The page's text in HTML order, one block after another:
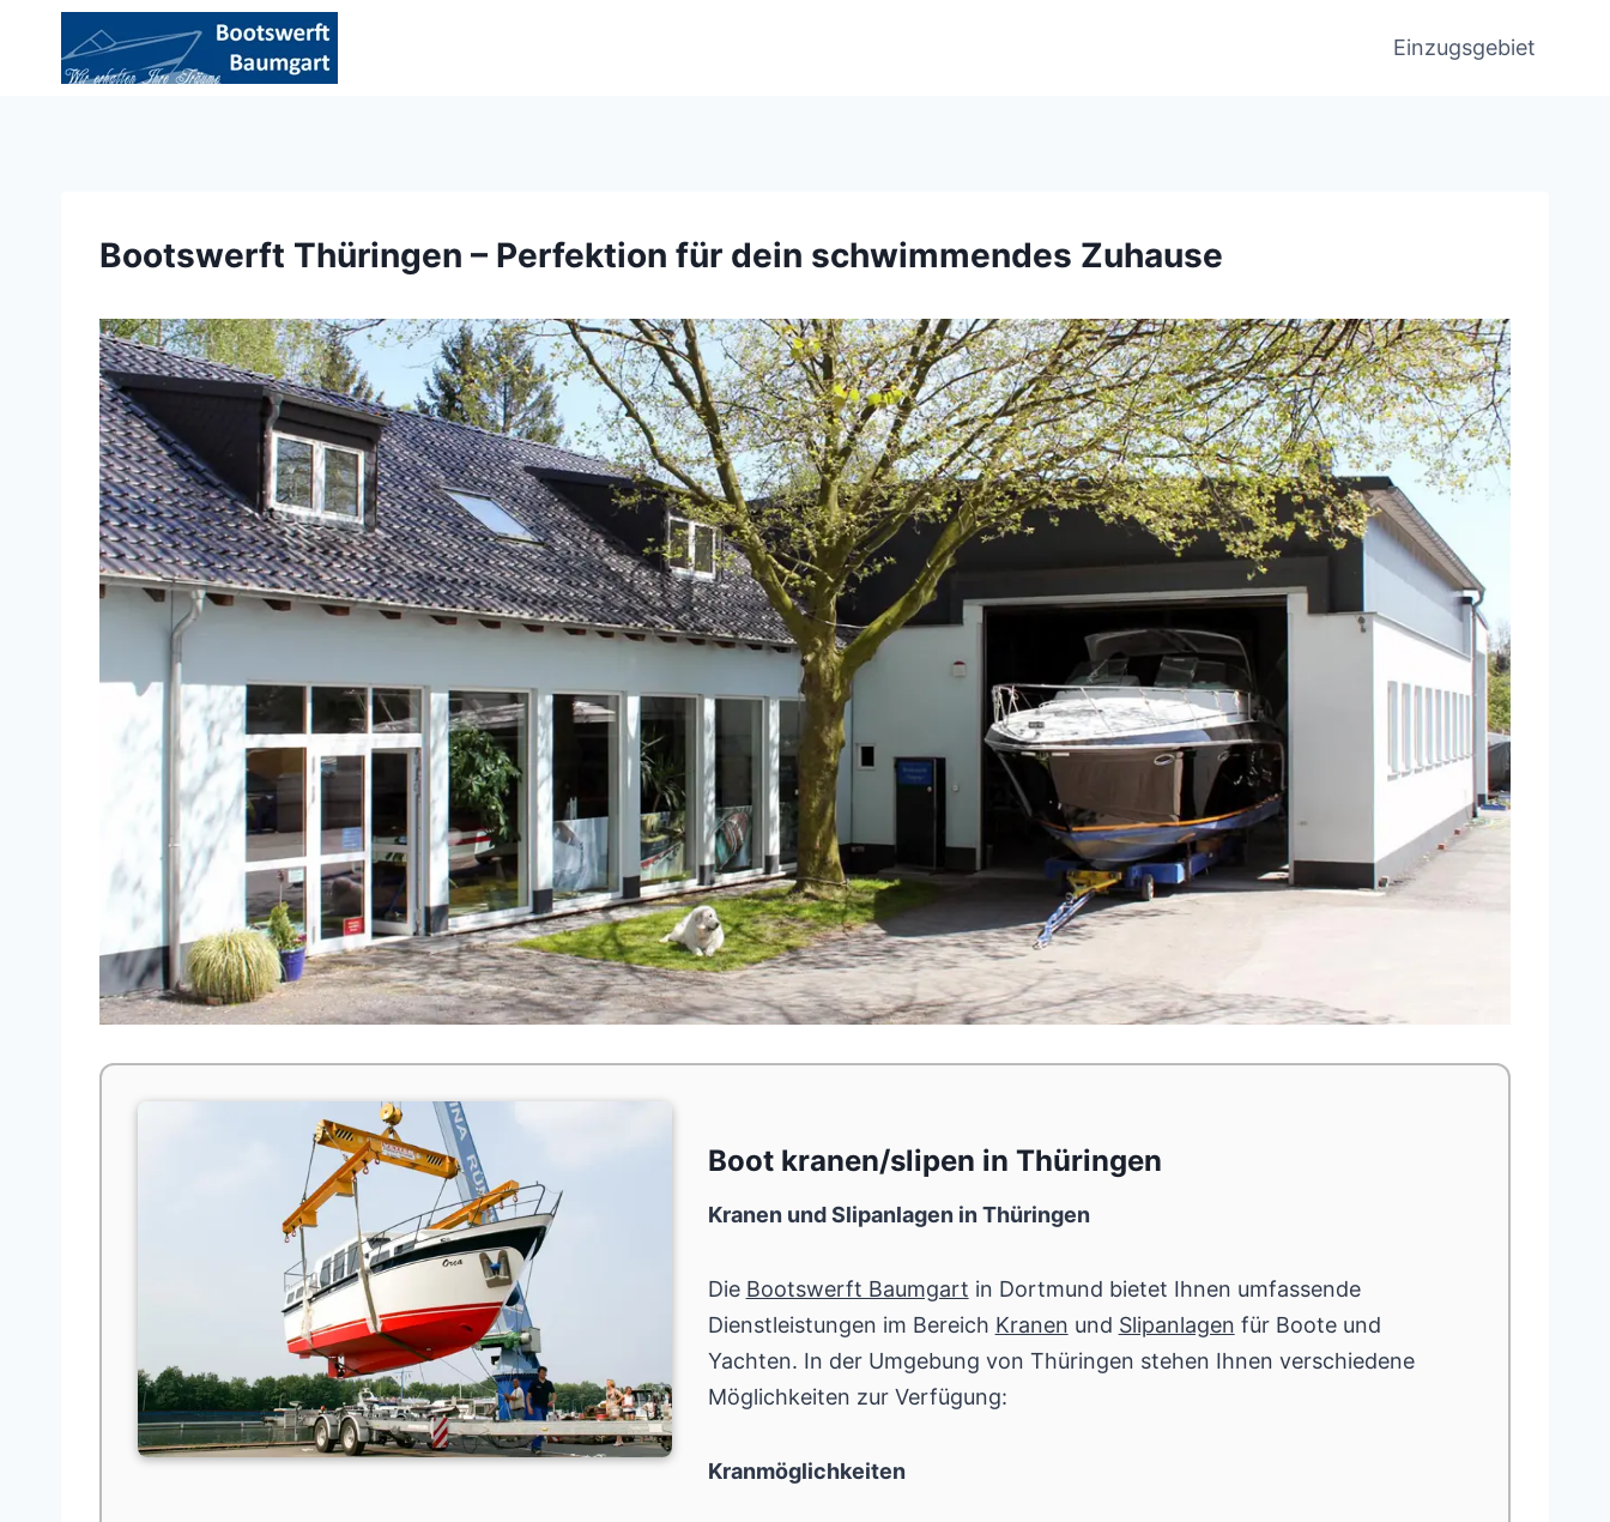
springen
Einzugsgebiet
Bootswerft Thüringen – Perfektion für dein schwimmendes Zuhause
Boot kranen/slipen in Thüringen
Kranen und Slipanlagen in Thüringen
Die Bootswerft Baumgart in Dortmund bietet Ihnen umfassende
Dienstleistungen im Bereich Kranen und Slipanlagen für Boote und
Yachten. In der Umgebung von Thüringen stehen Ihnen verschiedene
Möglichkeiten zur Verfügung:
Kranmöglichkeiten